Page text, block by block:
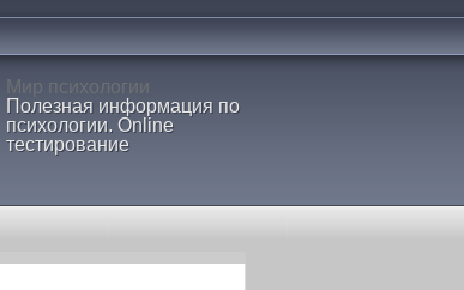
Мир психологии
Полезная информация по
психологии. Online
тестирование